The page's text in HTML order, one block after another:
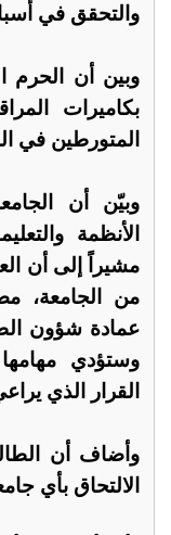
والتحقق في
وبين أن
بكاميرات
المتورطين في
وبيّن أن
الأنظمة
مشيراً إلى أن
من الجامعة،
عمادة شؤون
وستؤدي
القرار الذي
وأضاف أن
الالتحاق بأي